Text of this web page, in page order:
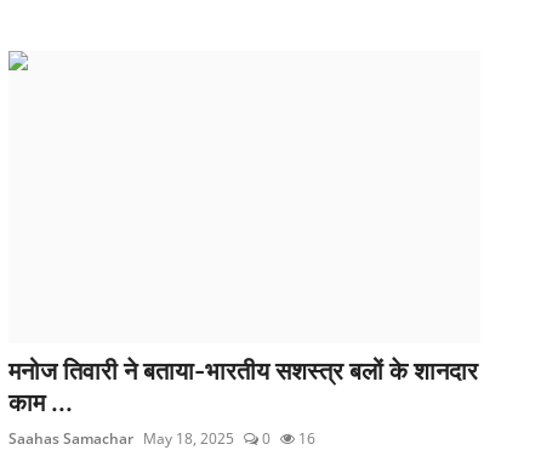
मनोज तिवारी ने बताया-भारतीय सशस्त्र बलों के शानदार
काम ...
Saahas Samachar May 18, 2025 0 16